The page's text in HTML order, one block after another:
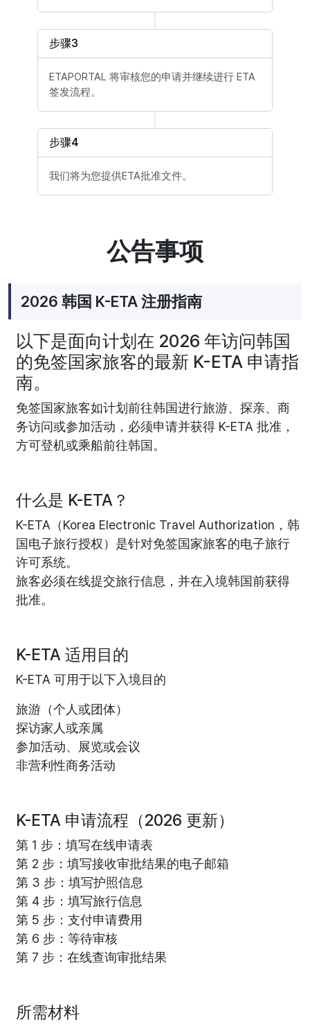
步骤3
ETAPORTAL 将审核您的申请并继续进行 ETA
签发流程。
步骤4
我们将为您提供ETA批准文件。
公告事项
2026 韩国 K-ETA 注册指南
以下是面向计划在 2026 年访问韩国
的免签国家旅客的最新 K-ETA 申请指
南。
免签国家旅客如计划前往韩国进行旅游、探亲、商
务访问或参加活动，必须申请并获得 K-ETA 批准，
方可登机或乘船前往韩国。
什么是 K-ETA？
K-ETA（Korea Electronic Travel Authorization，韩
国电子旅行授权）是针对免签国家旅客的电子旅行
许可系统。
旅客必须在线提交旅行信息，并在入境韩国前获得
批准。
K-ETA 适用目的
K-ETA 可用于以下入境目的
旅游（个人或团体）
探访家人或亲属
参加活动、展览或会议
非营利性商务活动
K-ETA 申请流程（2026 更新）
第 1 步：填写在线申请表
第 2 步：填写接收审批结果的电子邮箱
第 3 步：填写护照信息
第 4 步：填写旅行信息
第 5 步：支付申请费用
第 6 步：等待审核
第 7 步：在线查询审批结果
所需材料